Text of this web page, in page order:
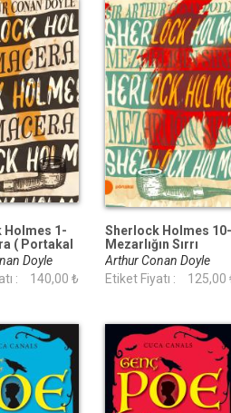
Holmes 1-
( Portakal
Doyle
:
140,00 ₺
Sherlock Holmes 10-
Mezarlığın Sırrı
(Portakal Kitap)
Arthur Conan Doyle
Etiket Fiyatı :
125,00